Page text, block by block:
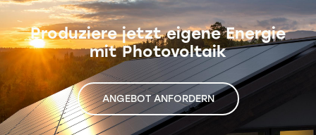
Produziere jetzt eigeneEnergie
mit Photovoltaik
ANGEBOT ANFORDERN